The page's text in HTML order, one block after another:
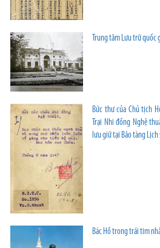
Trung tâm Lưu trữ
Bức thư của Chủ tịch
Trại Nhi đồng Nghệ
lưu giữ tại Bảo tàng Lịch
Bác Hồ trong trái tim